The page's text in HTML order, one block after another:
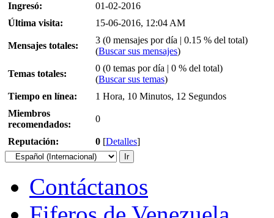
Ingresó:
01-02-2016
Última visita:
15-06-2016, 12:04 AM
Mensajes totales:
3 (0 mensajes por día | 0.15 % del total)
(Buscar sus mensajes)
Temas totales:
0 (0 temas por día | 0 % del total)
(Buscar sus temas)
Tiempo en línea:
1 Hora, 10 Minutos, 12 Segundos
Miembros
recomendados:
0
Reputación: 0 [Detalles]
Contáctanos